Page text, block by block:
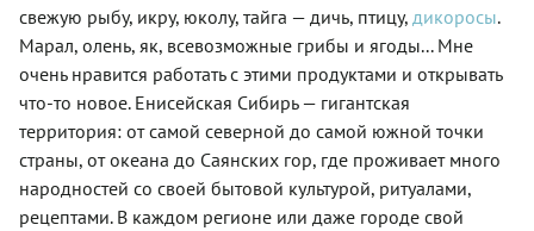
свежую рыбу, икру, юколу, тайга — дичь, птицу, дикоросы.
Марал, олень, як, всевозможные грибы и ягоды... Мне
очень нравится работать с этими продуктами и открывать
что-то новое. Енисейская Сибирь — гигантская
территория: от самой северной до самой южной точки
страны, от океана до Саянских гор, где проживает много
народностей со своей бытовой культурой, ритуалами,
рецептами. В каждом регионе или даже городе свой